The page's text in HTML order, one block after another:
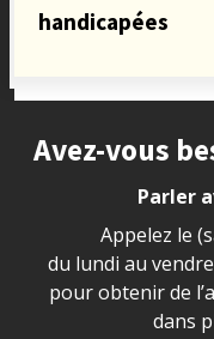
handicapées
Site footer
Avez-vous
Parler
Appelez le
du lundi au
pour obtenir de
dans